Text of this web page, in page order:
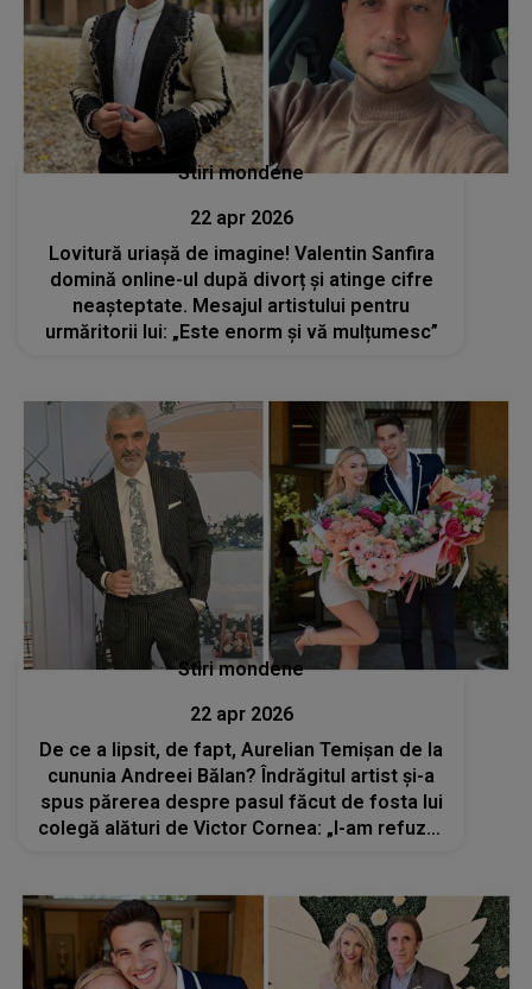
Stiri mondene
22 apr 2026
Lovitură uriașă de imagine! Valentin Sanfira
domină online-ul după divorț și atinge cifre
neașteptate. Mesajul artistului pentru
urmăritorii lui: „Este enorm și vă mulțumesc”
Stiri mondene
22 apr 2026
De ce a lipsit, de fapt, Aurelian Temișan de la
cununia Andreei Bălan? Îndrăgitul artist și-a
spus părerea despre pasul făcut de fosta lui
colegă alături de Victor Cornea: „I-am refuzat